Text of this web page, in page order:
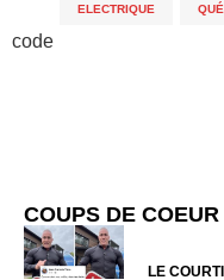
ELECTRIQUE
code
COUPS DE COEUR
LE